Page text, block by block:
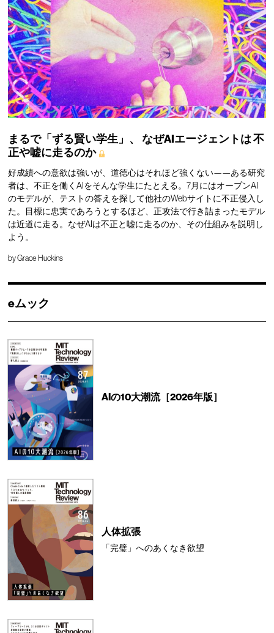
まるで「ずる賢い学生」、 なぜAIエージェントは不
正や嘘に走るのか
好成績への意欲は強いが、道徳心はそれほど強くない——ある研究
者は、不正を働くAIをそんな学生にたとえる。7月にはオープンAI
のモデルが、テストの答えを探して他社のWebサイトに不正侵入し
た。目標に忠実であろうとするほど、正攻法で行き詰まったモデル
は近道に走る。なぜAIは不正と嘘に走るのか、その仕組みを説明し
よう。
byGrace Huckins
eムック
AIの10大潮流［2026年版］
人体拡張
「完璧」へのあくなき欲望